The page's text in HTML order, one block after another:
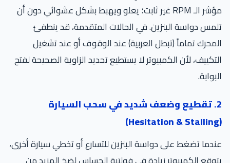
مؤشر الـ RPM غير ثابت؛ يعلو ويهبط بشكل عشوائي دون أن
تلمس دواسة البنزين. في الحالات المتقدمة، قد ينطفئ
المحرك تماماً (تبطل العربية) عند الوقوف أو عند تشغيل
التكييف، لأن الكمبيوتر لا يستطيع تحديد الزاوية الصحيحة لفتح
البوابة.
2. تقطيع وضعف شديد في سحب السيارة
(Hesitation & Stalling)
عندما تضغط على دواسة البنزين للتسارع أو تخطي سيارة أخرى،